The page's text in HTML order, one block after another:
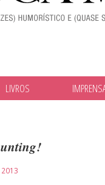
LIVROS